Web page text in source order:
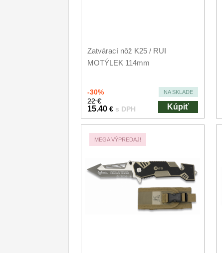
Zatvárací nôž K25 / RUI
MOTÝLEK 114mm
-30% NA SKLADE
22 €
15.40 € s DPH Kúpiť
MEGA VÝPREDAJ!